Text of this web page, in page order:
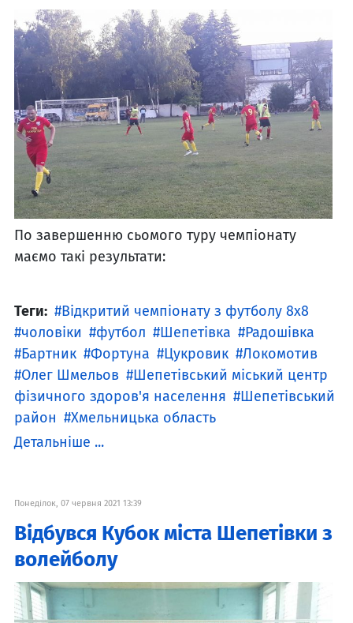
По завершенню сьомого туру чемпіонату
маємо такі результати:
Теги:
Відкритий чемпіонату з футболу 8х8
чоловіки
футбол Шепетівка
Радошівка
Бартник
Фортуна Цукровик
Локомотив
Олег Шмельов
Шепетівський міський центр
фізичного здоров'я населення
Шепетівський
район
Хмельницька область
Детальніше ...
Понеділок, 07 червня 2021 13:39
Відбувся Кубок міста Шепетівки з
волейболу